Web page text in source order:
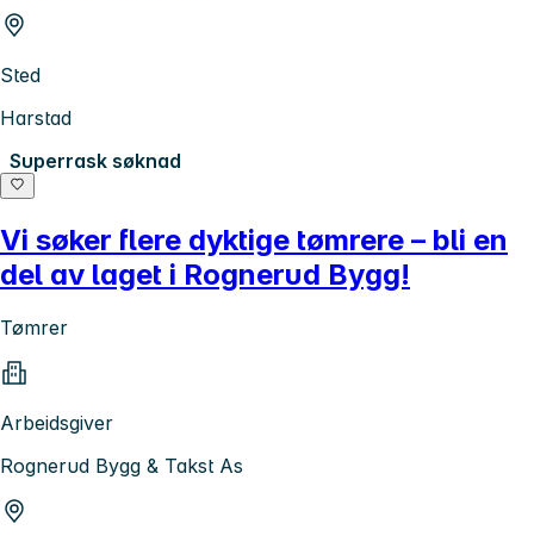
Sted
Harstad
Superrask søknad
Vi søker flere dyktige tømrere – bli en
del av laget i Rognerud Bygg!
Tømrer
Arbeidsgiver
Rognerud Bygg & Takst As